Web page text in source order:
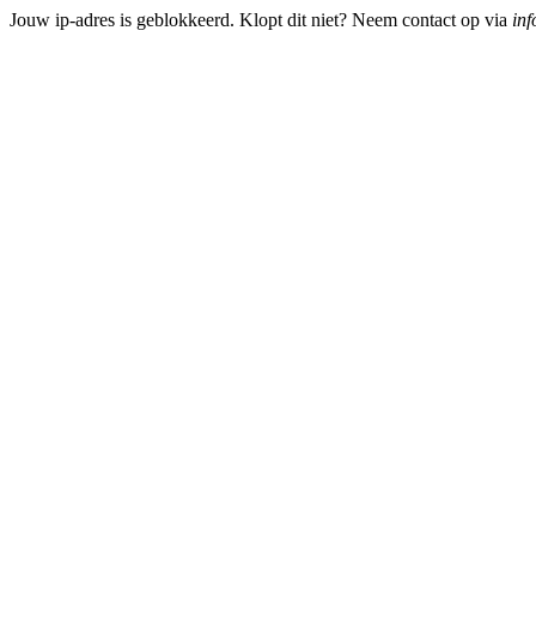
Jouw ip-adres is geblokkeerd. Klopt dit niet? Neem contact op via